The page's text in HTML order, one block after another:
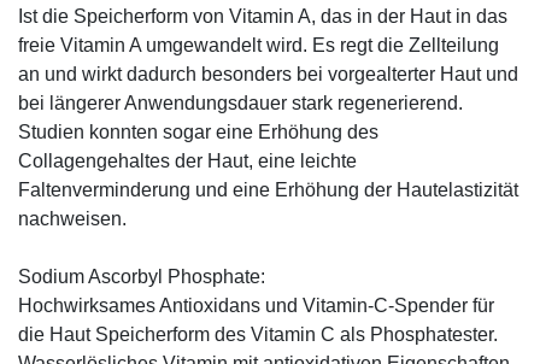
Ist die Speicherform von Vitamin A, das in der Haut in das
freie Vitamin A umgewandelt wird. Es regt die Zellteilung
an und wirkt dadurch besonders bei vorgealterter Haut und
bei längerer Anwendungsdauer stark regenerierend.
Studien konnten sogar eine Erhöhung des
Collagengehaltes der Haut, eine leichte
Faltenverminderung und eine Erhöhung der Hautelastizität
nachweisen.
Sodium Ascorbyl Phosphate:
Hochwirksames Antioxidans und Vitamin-C-Spender für
die Haut Speicherform des Vitamin C als Phosphatester.